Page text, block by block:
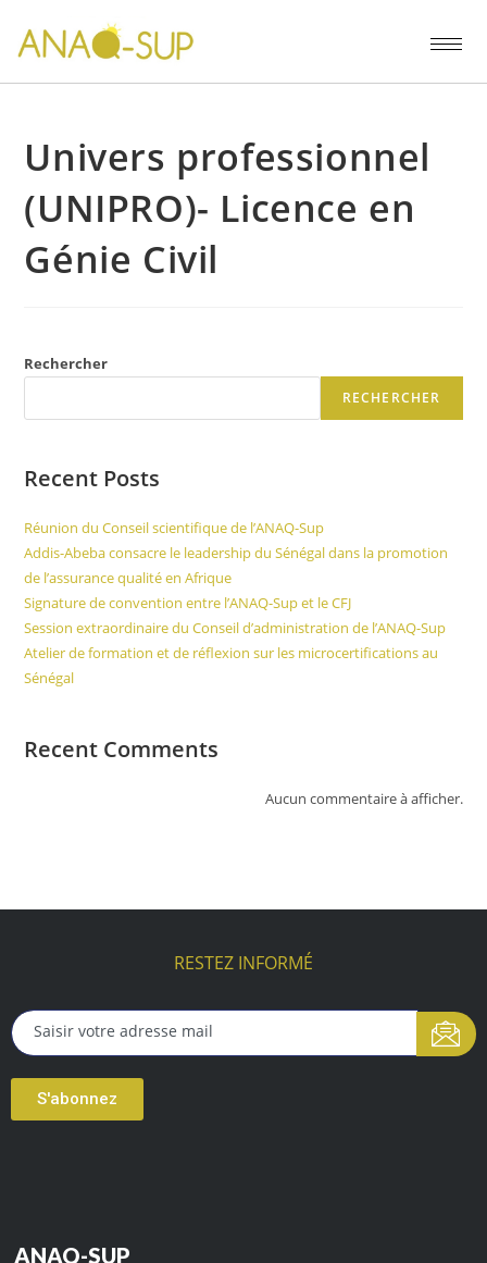
Univers professionnel
(UNIPRO)- Licence en
Génie Civil
Rechercher
RECHERCHER
Recent Posts
Réunion du Conseil scientifique de l’ANAQ-Sup
Addis-Abeba consacre le leadership du Sénégal dans la promotion
de l’assurance qualité en Afrique
Signature de convention entre l’ANAQ-Sup et le CFJ
Session extraordinaire du Conseil d’administration de l’ANAQ-Sup
Atelier de formation et de réflexion sur les microcertifications au
Sénégal
Recent Comments
Aucun commentaire à afficher.
RESTEZ INFORMÉ
S'abonnez
ANAQ-SUP